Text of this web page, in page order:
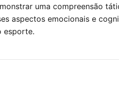
uma compreensão
aspectos emocionais e
esporte.